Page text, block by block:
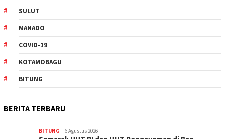
SULUT
MANADO
COVID-19
KOTAMOBAGU
BITUNG
BERITA TERBARU
BITUNG 6 Agustus 2026